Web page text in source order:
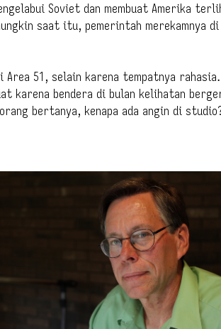
Soviet dan membuat Amerika
saat itu, pemerintah merekamnya
Area 51, selain karena tempatnya
karena bendera di bulan kelihatan
bertanya, kenapa ada angin di